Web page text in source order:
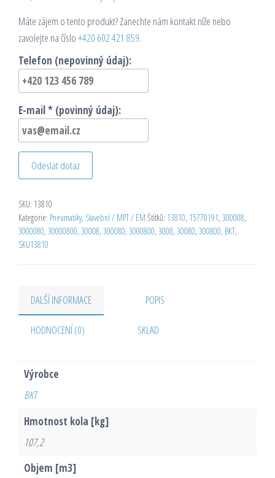
Máte zájem o tento produkt? Zanechte nám kontakt níže nebo
zavolejte na číslo+420 602 421 859.
Telefon (nepovinný údaj):
E-mail * (povinný údaj):
Odeslat dotaz
SKU: 13810
Kategorie: Pneumatiky, Stavební / MPT / EM Štítků: 13810, 15770191, 300008,
3000080, 30000800, 30008, 300080, 3000800, 3008, 30080, 300800, BKT,
SKU13810
DALŠÍ INFORMACE POPIS
HODNOCENÍ (0) SKLAD
Výrobce
BKT
Hmotnost kola [kg]
107,2
Objem [m3]